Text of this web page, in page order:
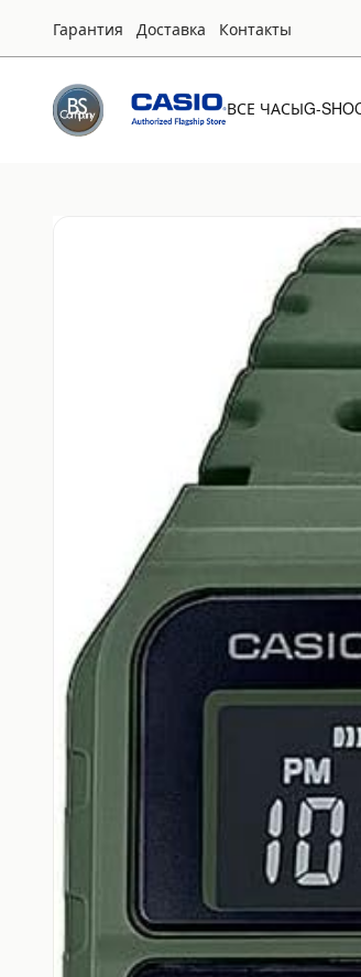
Гарантия Доставка Контакты
ВСЕ ЧАСЫG-